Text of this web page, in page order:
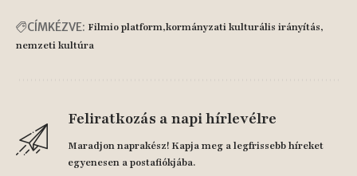
CÍMKÉZVE: Filmio platform kormányzati kulturális irányítás
nemzeti kultúra
Feliratkozás a napi hírlevélre
Maradjon naprakész! Kapja meg a legfrissebb híreket
egyenesen a postafiókjába.